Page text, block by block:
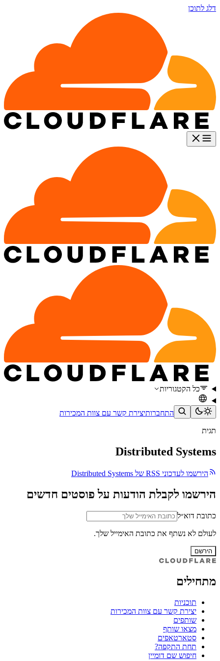
דלג לתוכן
כל הקטגוריות
התחברותיצירת קשר עם צוות המכירות
תגית
Distributed Systems
הירשמו לעדכוני RSS של Distributed Systems
הירשמו לקבלת הודעות על פוסטים חדשים
כתובת דוא״ל
לעולם לא נשתף את כתובת האימייל שלך.
הירשם
מתחילים
תוכניות
יצירת קשר עם צוות המכירות
שותפים
מצאו שותף
סטארטאפים
תחת התקפה?
חיפוש שם דומיין